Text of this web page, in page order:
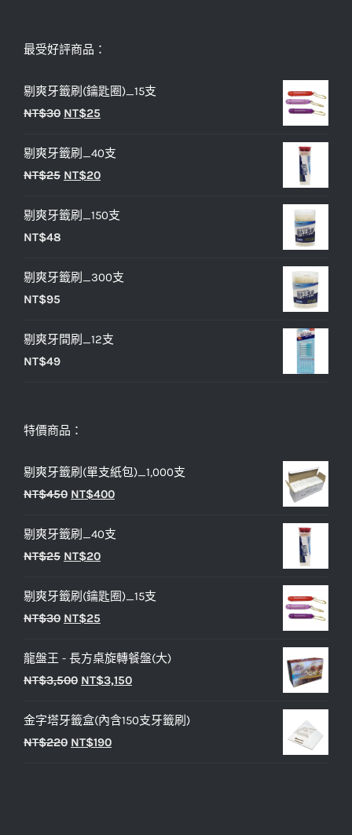
最受好評商品：
剔爽牙籤刷(鑰匙圈)_15支
NT$30 原
價
格：
NT$25
價
格：
剔爽牙籤刷_40支
NT$25 原
價
NT$20目
價
剔爽牙籤刷_150支
NT$48
剔爽牙籤刷_300支
NT$95
剔爽牙間刷_12支
NT$49
特價商品：
剔爽牙籤刷(單支紙包)_1,000支
NT$450 原
價
格：
NT$400目
價
剔爽牙籤刷_40支
NT$25 原
價
格：
NT$20目
價
格：
剔爽牙籤刷(鑰匙圈)_15支
NT$30 原
價
格：
NT$25
價
格：
龍盤王 - 長方桌旋轉餐盤(大)
NT$3,500 原
價
格：
NT$3,150目
價
金字塔牙籤盒(內含150支牙籤刷)
NT$220 原
NT$190目